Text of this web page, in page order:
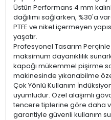
Üstün Performans 4 mm
dağılımı sağlarken, %30'a
PTFE ve nikel içermeyen
yaşatır.
Profesyonel Tasarım
maksimum dayanıklılık
kapağı mükemmel pişirme
makinesinde yıkanabilme
Çok Yönlü Kullanım
uyumludur. Özel alaşımlı
tencere tiplerine göre daha
garantiyle güvenli kullanım